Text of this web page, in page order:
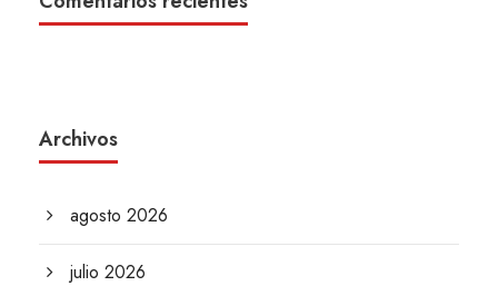
Archivos
agosto 2026
julio 2026